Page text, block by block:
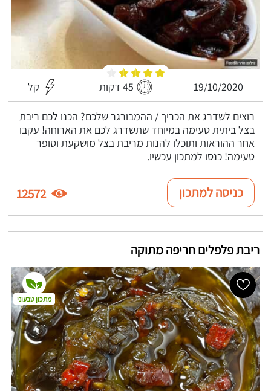
19/10/2020 45 דקות קל
רוצים לשדרג את הכריך / ההמבורגר שלכם? הכנו לכם ריבת
בצל ביתית טעימה במיוחד שתשדרג לכם את הארוחה! עקבו
אחר ההוראות ותוכלו להנות מריבת בצל מושקעת וסופר
טעימה! כנסו למתכון עכשיו.
כניסה למתכון 12572
ריבת פלפלים חריפה מתוקה
מתכון טבעוני